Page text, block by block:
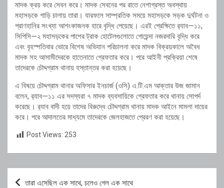
মাদক ক্রয় করে সেবন করে। মাদক সেবনের পর রাতে নেশাগ্রস্ত অবস্থায়
মহাসড়কে গাড়ি চালায় তারা। যারফলে সাম্প্রতিক সময়ে মহাসড়কে সড়ক দুর্ঘটনা ও
প্রাণহানির সংখ্যা আশংকাজনক হারে বৃদ্ধি পেয়েছে। এরই প্রেক্ষিতে র‌্যাব—১১,
সিপিসি—২ মহাসড়কের পাশের ট্রাক হোটেলগুলোতে গোয়েন্দা নজরদারি বৃদ্ধি করে
এবং বৃহস্পতিবার ভোরে বিশেষ অভিযান পরিচালনা করে মাদক বিক্রয়কালে অবৈধ
মাদক সহ আসামীদেরকে হাতেনাতে গ্রেফতার করে। পরে আইনী প্রক্রিয়া শেষে
তাদেরকে চৌদ্দগ্রাম থানায় হস্তান্তর করা হয়েছে।
এ বিষয়ে চৌদ্দগ্রাম থানার অফিসার ইনচার্জ (ওসি) এ.টি.এম আক্তার উজ জামান
বলেন, র‌্যাব—১১ এর সদস্যরা ৭ মাদক ব্যবসায়িকে গ্রেফতার করে থানায় সোপর্দ
করেছে। র‌্যাব বাদী হয়ে তাদের বিরুদ্ধে চৌদ্দগ্রাম থানায় মাদক আইনে মামলা দায়ের
করে। পরে আদালতের মাধ্যমে তাদেরকে জেলহাজতে প্রেরণ করা হয়েছে।
Post Views: 253
Post
তারা এসেছিল এক সাথে, চলেও গেল এক সাথে